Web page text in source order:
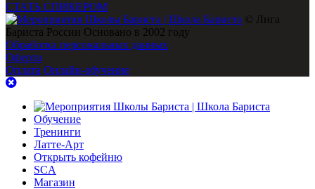
СТАТЬ СПИКЕРОМ
© Лига
Бариста России Основано в 2002 году
Обработка персональных данных
Оферта
Оплата Онлайн-обучение
Обучение
Тренинги
Латте-Арт
Открыть кофейню
SCA
Магазин